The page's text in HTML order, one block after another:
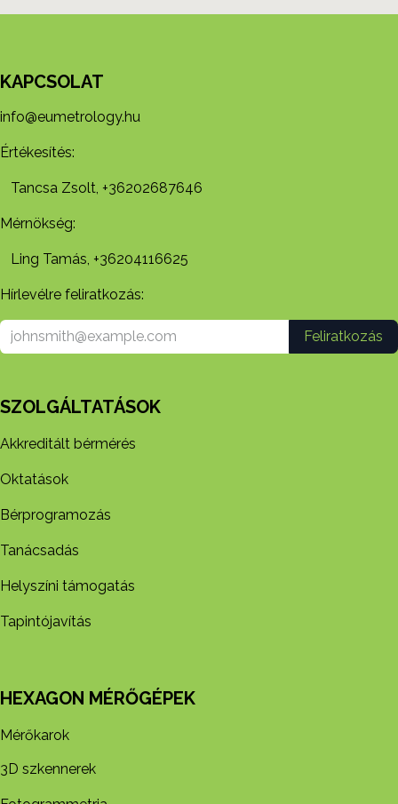
KAPCSOLAT
info@eumetrology.hu
Értékesítés:
Tancsa Zsolt, +36202687646
Mérnökség:
Ling Tamás, +36204116625
Hírlevélre feliratkozás:
Feliratkozás
SZOLGÁLTATÁSOK
Akkreditált bérmérés
Oktatások
Bérprogramozás
Tanácsadás
Helyszíni támogatás
Tapintójavítás
HEXAGON MÉRŐGÉPEK
Mérőkarok
3D szkennerek